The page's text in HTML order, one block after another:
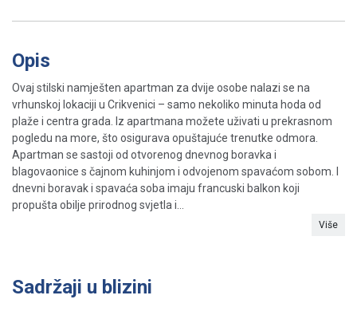
Opis
Ovaj stilski namješten apartman za dvije osobe nalazi se na
vrhunskoj lokaciji u Crikvenici – samo nekoliko minuta hoda od
plaže i centra grada. Iz apartmana možete uživati ​​u prekrasnom
pogledu na more, što osigurava opuštajuće trenutke odmora.
Apartman se sastoji od otvorenog dnevnog boravka i
blagovaonice s čajnom kuhinjom i odvojenom spavaćom sobom. I
dnevni boravak i spavaća soba imaju francuski balkon koji
propušta obilje prirodnog svjetla i...
Više
Sadržaji u blizini